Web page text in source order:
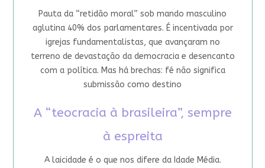
Pauta da “retidão moral” sob mando masculino
aglutina 40% dos parlamentares. É incentivada por
igrejas fundamentalistas, que avançaram no
terreno de devastação da democracia e desencanto
com a política. Mas há brechas: fé não significa
submissão como destino
A “teocracia à brasileira”, sempre
à espreita
A laicidade é o que nos difere da Idade Média.